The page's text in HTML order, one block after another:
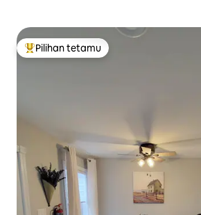
Pilihan utama tetamu
Pilihan tetamu